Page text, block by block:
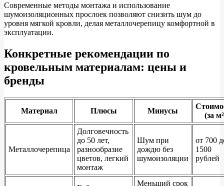
Современные методы монтажа и использование
шумоизоляционных прослоек позволяют снизить шум до
уровня мягкой кровли, делая металлочерепицу комфортной в
эксплуатации.
Конкретные рекомендации по
кровельным материалам: цены и
бренды
Материал Плюсы Минусы
(за
Металлочерепица
Долговечность
до 50 лет,
разнообразие
цветов, легкий
монтаж
Шум при
дождю без
шумоизоляции
от 700
1500
рублей
Меньший срок